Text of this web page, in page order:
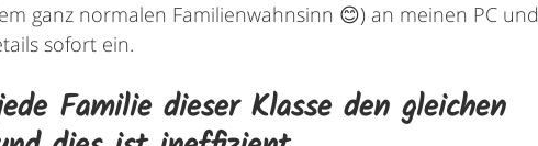
ganz normalen Familienwahnsinn 😊) an meinen PC und
sofort ein.
Familie dieser Klasse den gleichen